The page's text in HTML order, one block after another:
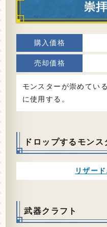
崇
モンスターが崇めてい
に使用する。
ドロップするモンス
リザー
武器クラフト